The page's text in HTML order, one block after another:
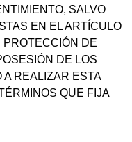
SALVO
EN EL ARTÍCULO
DE
DE LOS
A REALIZAR ESTA
QUE FIJA